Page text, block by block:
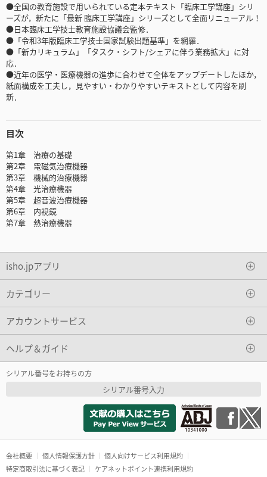
●全国の教育施設で用いられている定本テキスト「臨床工学講座」シリ
ーズが，新たに「最新 臨床工学講座」シリーズとして全面リニューアル！
●日本臨床工学技士教育施設協議会監修．
●「令和3年版臨床工学技士国家試験出題基準」を網羅．
●「新カリキュラム」「タスク・シフト/シェアに伴う業務拡大」に対
応．
●近年の医学・医療機器の進歩に合わせて全体をアップデートしたほか，
紙面構成を工夫し，見やすい・わかりやすいテキストとして内容を刷
新．
目次
第1章 治療の基礎
第2章 電磁気治療機器
第3章 機械的治療機器
第4章 光治療機器
第5章 超音波治療機器
第6章 内視鏡
第7章 熱治療機器
isho.jpアプリ
カテゴリー
アカウントサービス
ヘルプ＆ガイド
シリアル番号をお持ちの方
シリアル番号入力
会社概要 個人情報保護方針
個人向けサービス利用規約
特定商取引法に基づく表記
ケアネットポイント連携利用規約